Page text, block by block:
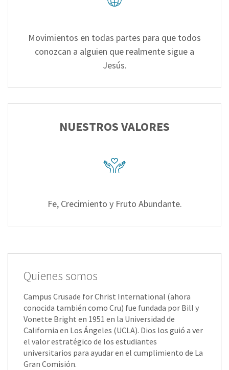
Movimientos en todas partes para que todos
conozcan a alguien que realmente sigue a
Jesús.
NUESTROS VALORES
Fe, Crecimiento y Fruto Abundante.
Quienes somos
Campus Crusade for Christ International (ahora
conocida también como Cru) fue fundada por Bill y
Vonette Bright en 1951 en la Universidad de
California en Los Ángeles (UCLA). Dios los guió a ver
el valor estratégico de los estudiantes
universitarios para ayudar en el cumplimiento de La
Gran Comisión.